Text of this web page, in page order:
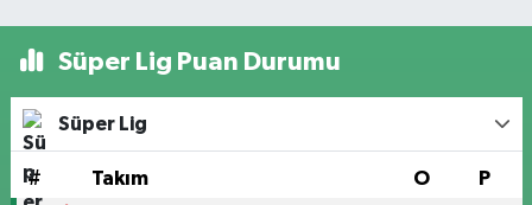
Süper Lig Puan Durumu
Süper Lig
# Takım O P